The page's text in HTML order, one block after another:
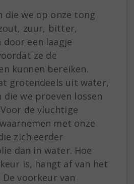
die we op onze tong
zuur, bitter,
een laagje
ze de
kunnen bereiken.
grotendeels uit water,
die we proeven lossen
de vluchtige
met onze
zich eerder
dan in water. Hoe
is, hangt af van het
voorkeur van